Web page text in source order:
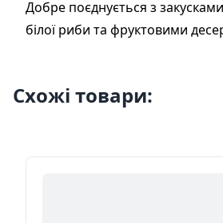
Добре поєднується з
білої риби та фруктовими
Схожі товари: